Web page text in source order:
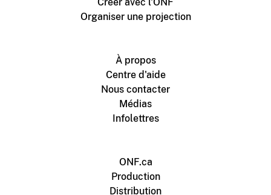
Créer avec l'ONF
Organiser une projection
À propos
Centre d'aide
Nous contacter
Médias
Infolettres
ONF.ca
Production
Distribution